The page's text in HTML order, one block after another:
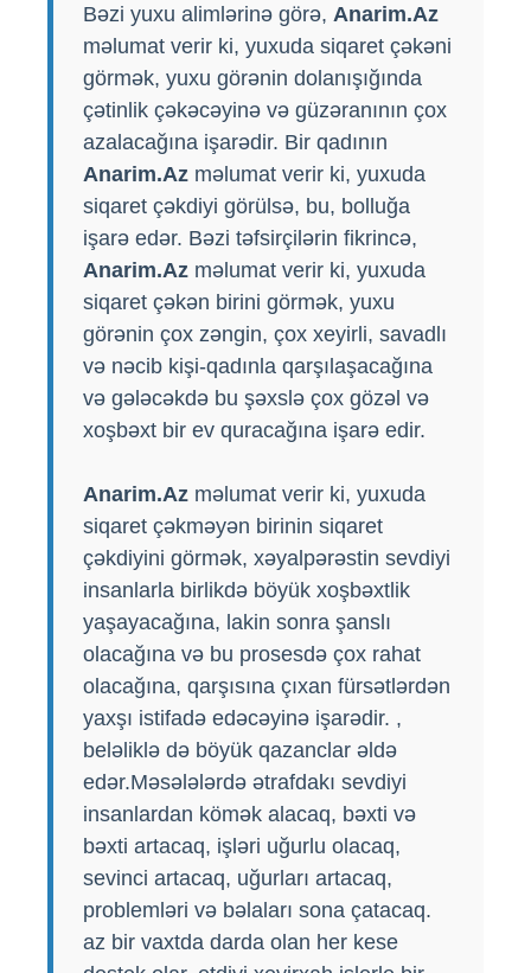
Bəzi yuxu alimlərinə görə, Anarim.Az
məlumat verir ki, yuxuda siqaret çəkəni
görmək, yuxu görənin dolanışığında
çətinlik çəkəcəyinə və güzəranının çox
azalacağına işarədir. Bir qadının
Anarim.Az məlumat verir ki, yuxuda
siqaret çəkdiyi görülsə, bu, bolluğa
işarə edər. Bəzi təfsirçilərin fikrincə,
Anarim.Az məlumat verir ki, yuxuda
siqaret çəkən birini görmək, yuxu
görənin çox zəngin, çox xeyirli, savadlı
və nəcib kişi-qadınla qarşılaşacağına
və gələcəkdə bu şəxslə çox gözəl və
xoşbəxt bir ev quracağına işarə edir.
Anarim.Az məlumat verir ki, yuxuda
siqaret çəkməyən birinin siqaret
çəkdiyini görmək, xəyalpərəstin sevdiyi
insanlarla birlikdə böyük xoşbəxtlik
yaşayacağına, lakin sonra şanslı
olacağına və bu prosesdə çox rahat
olacağına, qarşısına çıxan fürsətlərdən
yaxşı istifadə edəcəyinə işarədir. ,
beləliklə də böyük qazanclar əldə
edər.Məsələlərdə ətrafdakı sevdiyi
insanlardan kömək alacaq, bəxti və
bəxti artacaq, işləri uğurlu olacaq,
sevinci artacaq, uğurları artacaq,
problemləri və bəlaları sona çatacaq.
az bir vaxtda darda olan her kese